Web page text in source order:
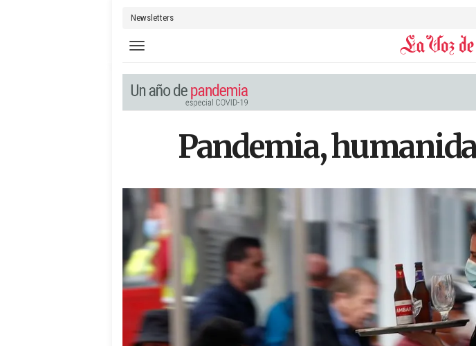
Newsletters
Toggle navigation
Pandemia,